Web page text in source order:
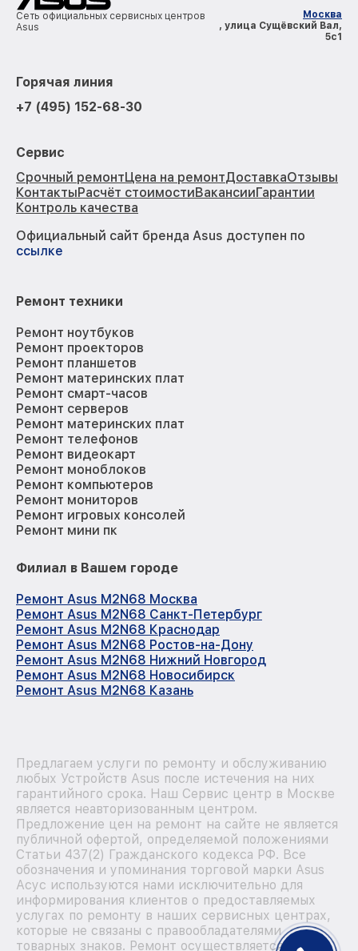
Сеть официальных сервисных центров
Asus
Москва
, улица Сущёвский Вал,
5с1
Горячая линия
+7 (495) 152-68-30
Сервис
Срочный ремонтЦена на ремонтДоставкаОтзывы
КонтактыРасчёт стоимостиВакансииГарантии
Контроль качества
Официальный сайт бренда Asus доступен по
ссылке
Ремонт техники
Ремонт ноутбуков
Ремонт проекторов
Ремонт планшетов
Ремонт материнских плат
Ремонт смарт-часов
Ремонт серверов
Ремонт материнских плат
Ремонт телефонов
Ремонт видеокарт
Ремонт моноблоков
Ремонт компьютеров
Ремонт мониторов
Ремонт игровых консолей
Ремонт мини пк
Филиал в Вашем городе
Ремонт Asus M2N68 Москва
Ремонт Asus M2N68 Санкт-Петербург
Ремонт Asus M2N68 Краснодар
Ремонт Asus M2N68 Ростов-на-Дону
Ремонт Asus M2N68 Нижний Новгород
Ремонт Asus M2N68 Новосибирск
Ремонт Asus M2N68 Казань
Предлагаем услуги по ремонту и обслуживанию
любых Устройств Asus после истечения на них
гарантийного срока. Наш Сервис центр в Москве
является неавторизованным центром.
Предложение цен на ремонт на сайте не является
публичной офертой, определяемой положениями
Статьи 437(2) Гражданского кодекса РФ. Все
обозначения и упоминания торговой марки Asus
Асус используются нами исключительно для
информирования клиентов о предоставляемых
услугах по ремонту в наших сервисных центрах,
которые не связаны с правообладателями
товарных знаков. Ремонт осуществляется для